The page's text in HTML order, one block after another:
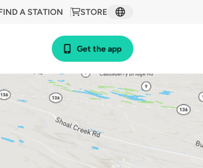
STORE
A STATION
Get the app